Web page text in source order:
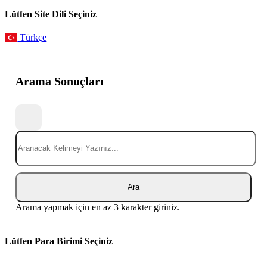
Lütfen Site Dili Seçiniz
Türkçe
Arama Sonuçları
Ara
Arama yapmak için en az 3 karakter giriniz.
Lütfen Para Birimi Seçiniz